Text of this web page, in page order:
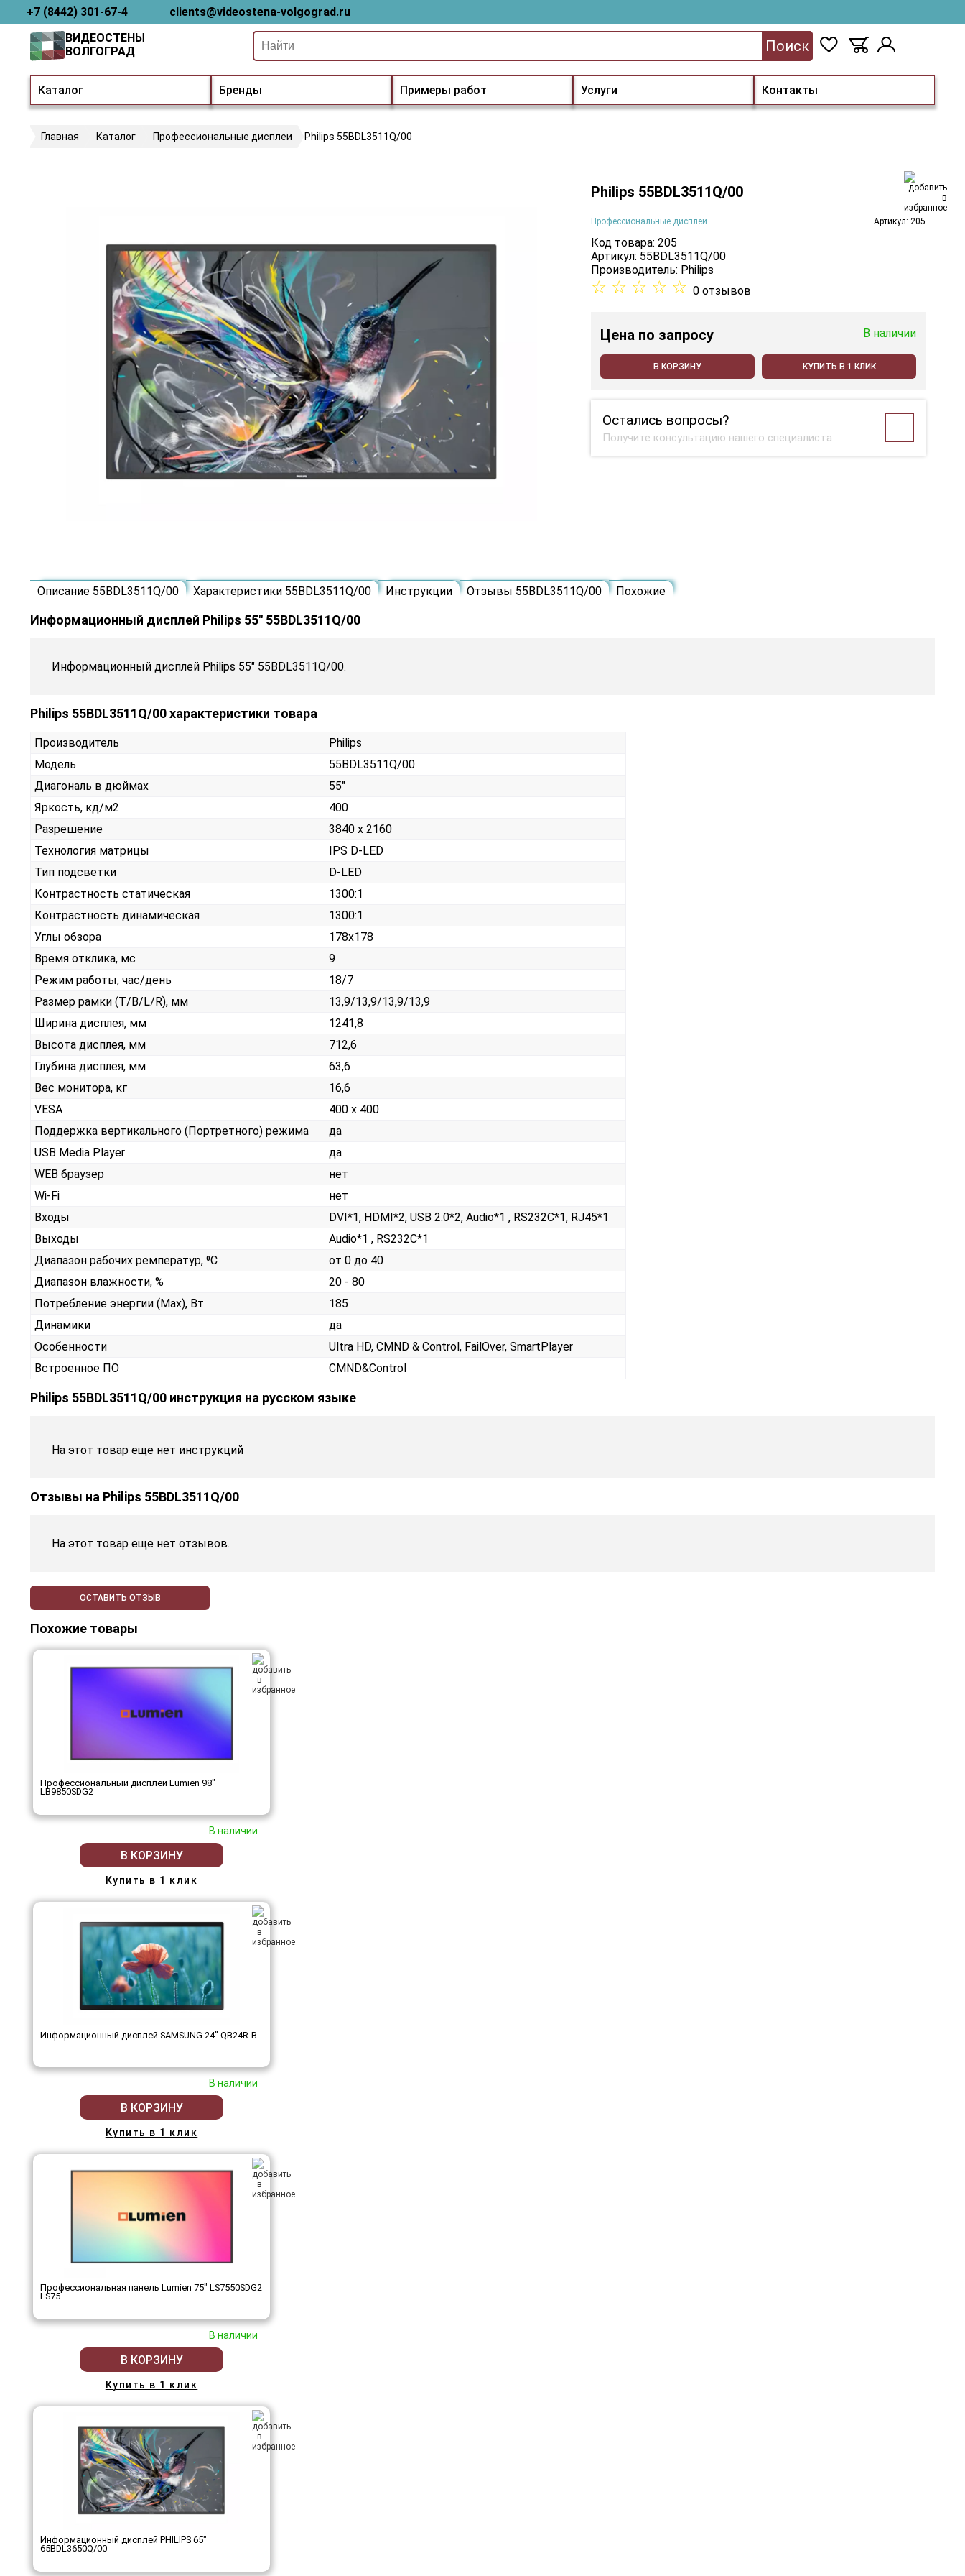
+7 (8442) 301-67-4 clients@videostena-volgograd.ru
Каталог Бренды Примеры работ Услуги Контакты
ВИДЕОСТЕНЫ
ВОЛГОГРАД
Поиск
Главная Каталог Профессиональные дисплеи Philips 55BDL3511Q/00
Philips 55BDL3511Q/00
Профессиональные дисплеи Артикул: 205
Код товара: 205
Артикул: 55BDL3511Q/00
Производитель: Philips
☆ ☆ ☆ ☆ ☆ 0 отзывов
Цена по запросу В наличии
В КОРЗИНУ КУПИТЬ В 1 КЛИК
Остались вопросы?
Получите консультацию нашего специалиста
Описание 55BDL3511Q/00 Характеристики 55BDL3511Q/00 Инструкции Отзывы 55BDL3511Q/00 Похожие
Информационный дисплей Philips 55" 55BDL3511Q/00
Информационный дисплей Philips 55" 55BDL3511Q/00.
Philips 55BDL3511Q/00 характеристики товара
Производитель
Philips
Модель
55BDL3511Q/00
Диагональ в дюймах
55"
Яркость, кд/м2
400
Разрешение
3840 x 2160
Технология матрицы
IPS D-LED
Тип подсветки
D-LED
Контрастность статическая
1300:1
Контрастность динамическая
1300:1
Углы обзора
178x178
Время отклика, мс
9
Режим работы, час/день
18/7
Размер рамки (T/B/L/R), мм
13,9/13,9/13,9/13,9
Ширина дисплея, мм
1241,8
Высота дисплея, мм
712,6
Глубина дисплея, мм
63,6
Вес монитора, кг
16,6
VESA
400 x 400
Поддержка вертикального (Портретного) режима
да
USB Media Player
да
WEB браузер
нет
Wi-Fi
нет
Входы
DVI*1, HDMI*2, USB 2.0*2, Audio*1 , RS232С*1, RJ45*1
Выходы
Audio*1 , RS232С*1
Диапазон рабочих ремператур, ⁰С
от 0 до 40
Диапазон влажности, %
20 - 80
Потребление энергии (Max), Вт
185
Динамики
да
Особенности
Ultra HD, CMND & Control, FailOver, SmartPlayer
Встроенное ПО
CMND&Control
Philips 55BDL3511Q/00 инструкция на русском языке
На этот товар еще нет инструкций
Отзывы на Philips 55BDL3511Q/00
На этот товар еще нет отзывов.
ОСТАВИТЬ ОТЗЫВ
Похожие товары
Профессиональный дисплей Lumien 98"
LB9850SDG2
В наличии
В КОРЗИНУ
Купить в 1 клик
Информационный дисплей SAMSUNG 24" QB24R-B
В наличии
В КОРЗИНУ
Купить в 1 клик
Профессиональная панель Lumien 75" LS7550SDG2
LS75
В наличии
В КОРЗИНУ
Купить в 1 клик
Информационный дисплей PHILIPS 65"
65BDL3650Q/00